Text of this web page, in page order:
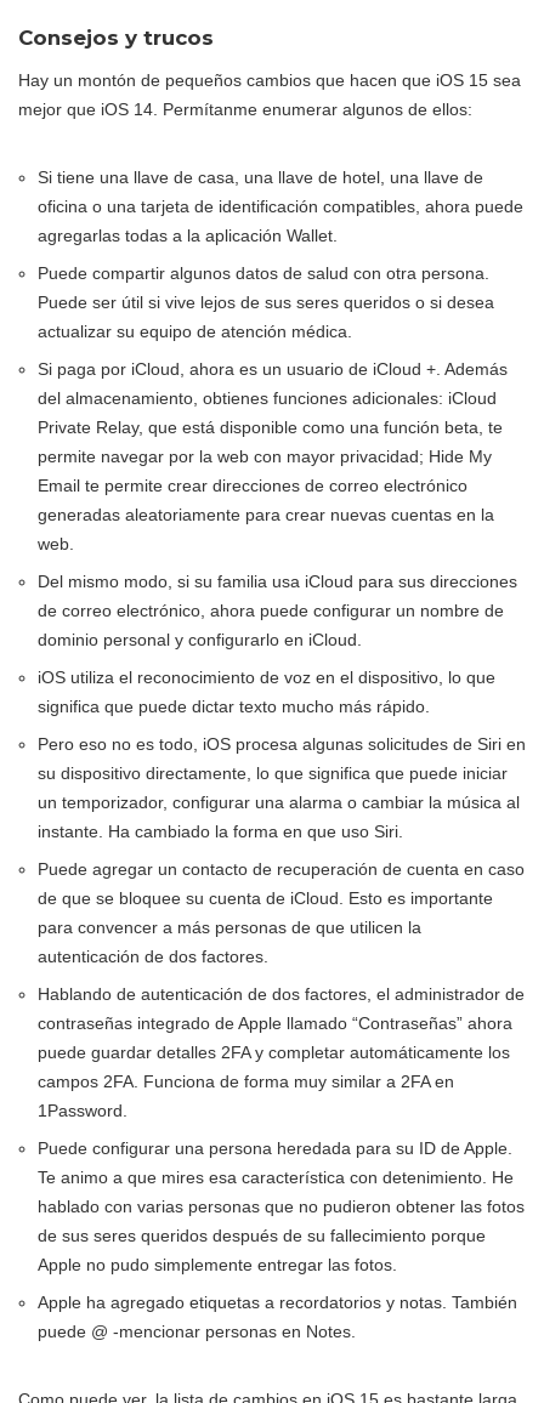
Consejos y trucos
Hay un montón de pequeños cambios que hacen que iOS 15 sea
mejor que iOS 14. Permítanme enumerar algunos de ellos:
Si tiene una llave de casa, una llave de hotel, una llave de
oficina o una tarjeta de identificación compatibles, ahora puede
agregarlas todas a la aplicación Wallet.
Puede compartir algunos datos de salud con otra persona.
Puede ser útil si vive lejos de sus seres queridos o si desea
actualizar su equipo de atención médica.
Si paga por iCloud, ahora es un usuario de iCloud +. Además
del almacenamiento, obtienes funciones adicionales: iCloud
Private Relay, que está disponible como una función beta, te
permite navegar por la web con mayor privacidad; Hide My
Email te permite crear direcciones de correo electrónico
generadas aleatoriamente para crear nuevas cuentas en la
web.
Del mismo modo, si su familia usa iCloud para sus direcciones
de correo electrónico, ahora puede configurar un nombre de
dominio personal y configurarlo en iCloud.
iOS utiliza el reconocimiento de voz en el dispositivo, lo que
significa que puede dictar texto mucho más rápido.
Pero eso no es todo, iOS procesa algunas solicitudes de Siri en
su dispositivo directamente, lo que significa que puede iniciar
un temporizador, configurar una alarma o cambiar la música al
instante. Ha cambiado la forma en que uso Siri.
Puede agregar un contacto de recuperación de cuenta en caso
de que se bloquee su cuenta de iCloud. Esto es importante
para convencer a más personas de que utilicen la
autenticación de dos factores.
Hablando de autenticación de dos factores, el administrador de
contraseñas integrado de Apple llamado “Contraseñas” ahora
puede guardar detalles 2FA y completar automáticamente los
campos 2FA. Funciona de forma muy similar a 2FA en
1Password.
Puede configurar una persona heredada para su ID de Apple.
Te animo a que mires esa característica con detenimiento. He
hablado con varias personas que no pudieron obtener las fotos
de sus seres queridos después de su fallecimiento porque
Apple no pudo simplemente entregar las fotos.
Apple ha agregado etiquetas a recordatorios y notas. También
puede @ -mencionar personas en Notes.